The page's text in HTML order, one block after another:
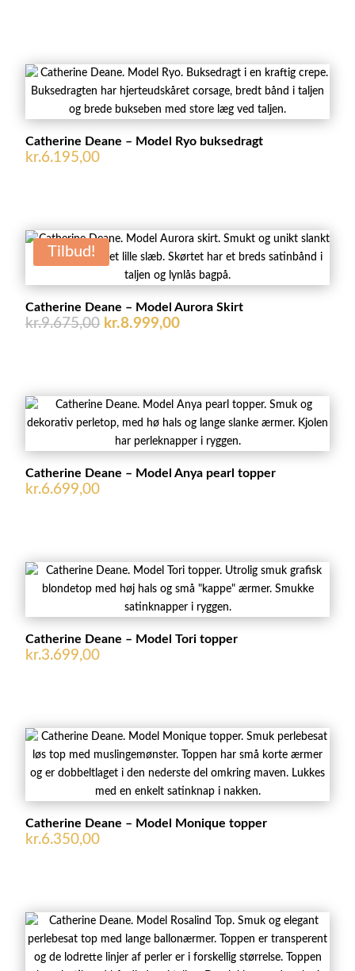
Catherine Deane – Model Ryo buksedragt
kr.6.195,00
Tilbud!
Catherine Deane – Model Aurora Skirt
kr.9.675,00 Den
kr.9.675,00.
kr.8.999,00Den
kr.8.999,00.
Catherine Deane – Model Anya pearl topper
kr.6.699,00
Catherine Deane – Model Tori topper
kr.3.699,00
Catherine Deane – Model Monique topper
kr.6.350,00